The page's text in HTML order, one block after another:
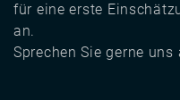
für eine erste
an.
Sprechen Sie gerne uns